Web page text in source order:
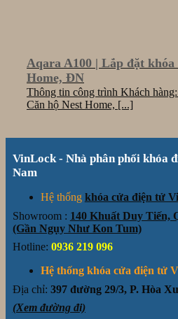
Aqara A100 | Lắp đặt khóa
Home, ĐN
Thông tin công trình Khách
Căn hộ Nest Home, [...]
VinLock - Nhà phân phối khóa
Nam
Hệ thống khóa cửa điện tử
Showroom : 140 Khuất Duy Tiến,
(Gần Ngụy Như Kon Tum)
Hotline: 0936 219 096
Hệ thống khóa cửa điện tử
Địa chỉ: 397 đường 29/3, P. Hòa
(Xem đường đi)